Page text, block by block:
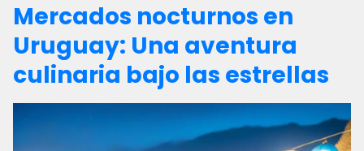
Mercados nocturnos en
Uruguay: Una aventura
culinaria bajo las estrellas